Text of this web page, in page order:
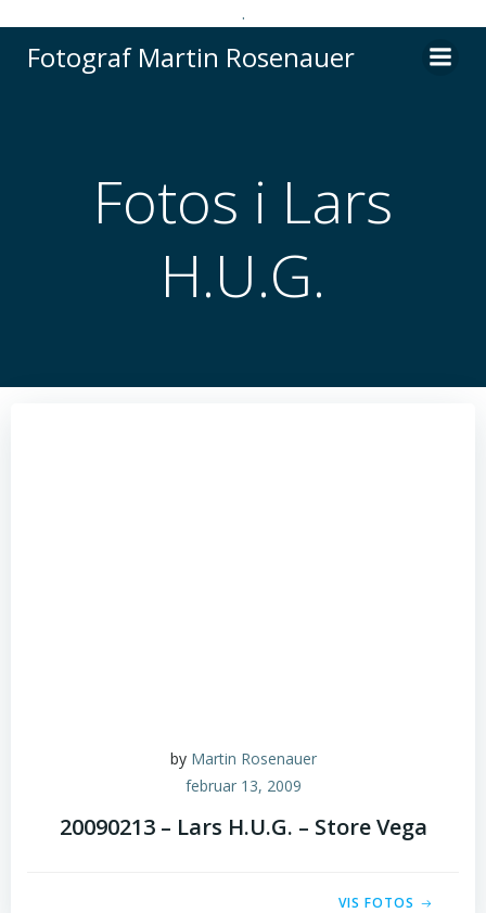
.
til
Fotograf Martin Rosenauer
Fotos i Lars
H.U.G.
by Martin Rosenauer
februar 13, 2009
20090213 – Lars H.U.G. – Store Vega
VIS FOTOS